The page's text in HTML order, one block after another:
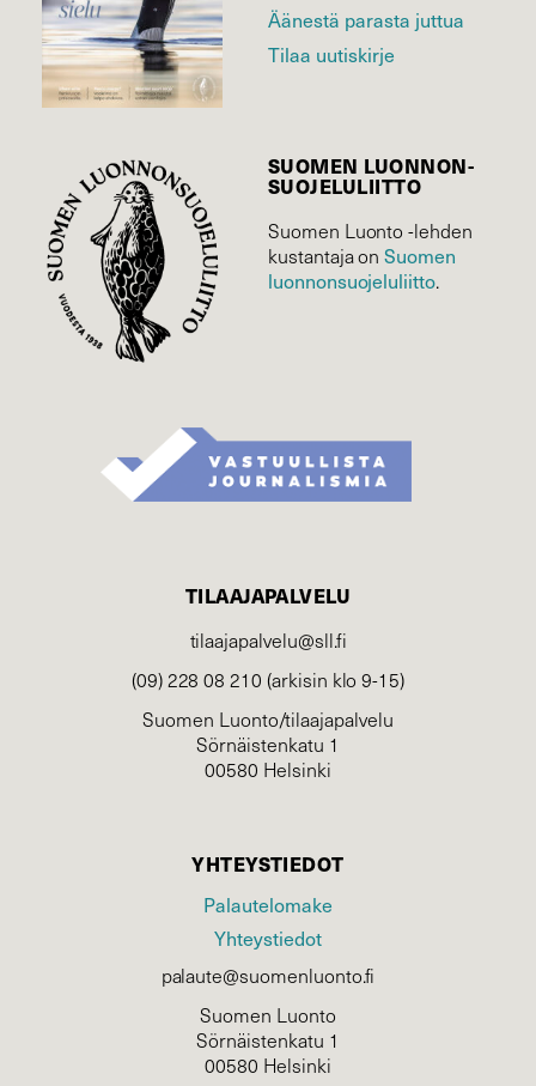
Äänestä parasta juttua
Tilaa uutiskirje
SUOMEN LUONNON­
SUOJELU­LIITTO
Suomen Luonto -lehden
kustantaja onSuomen
luonnonsuojelu­liitto.
TILAAJAPALVELU
tilaajapalvelu@sll.fi
(09) 228 08 210 (arkisin klo 9-15)
Suomen Luonto/tilaajapalvelu
Sörnäistenkatu 1
00580 Helsinki
YHTEYSTIEDOT
Palautelomake
Yhteystiedot
palaute@suomenluonto.fi
Suomen Luonto
Sörnäistenkatu 1
00580 Helsinki